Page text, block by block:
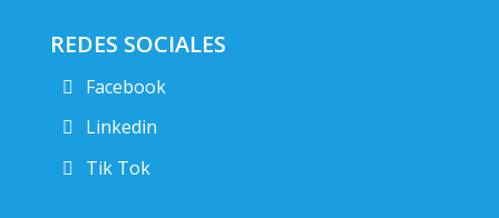
REDES SOCIALES
Facebook
Linkedin
Tik Tok